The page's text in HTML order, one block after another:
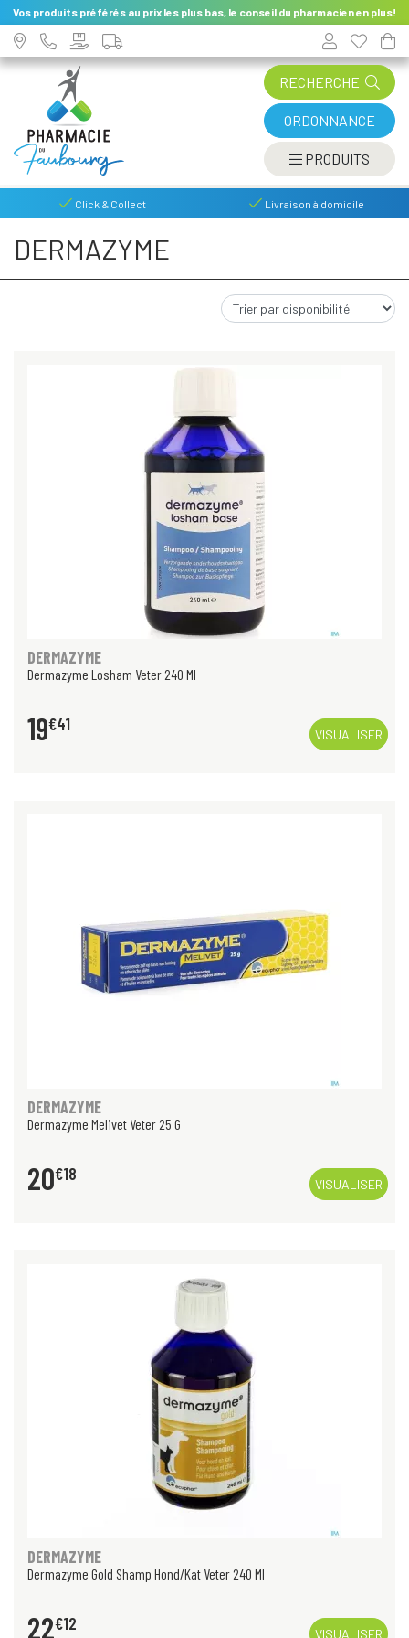
Vos produits préférés au prix les plus bas, le conseil du pharmacien en plus!
RECHERCHE
ORDONNANCE
PRODUITS
Click & Collect Livraison à domicile
DERMAZYME
DERMAZYME
Dermazyme Losham Veter 240 Ml
19€41
VISUALISER
DERMAZYME
Dermazyme Melivet Veter 25 G
20€18
VISUALISER
DERMAZYME
Dermazyme Gold Shamp Hond/Kat Veter 240 Ml
22€12
VISUALISER